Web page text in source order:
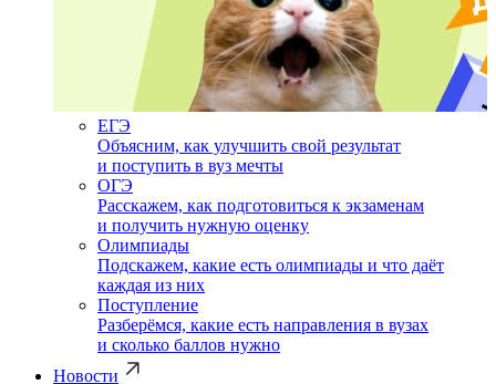
ЕГЭ
Объясним, как улучшить свой результат
и поступить в вуз мечты
ОГЭ
Расскажем, как подготовиться к экзаменам
и получить нужную оценку
Олимпиады
Подскажем, какие есть олимпиады и что даёт
каждая из них
Поступление
Разберёмся, какие есть направления в вузах
и сколько баллов нужно
Новости